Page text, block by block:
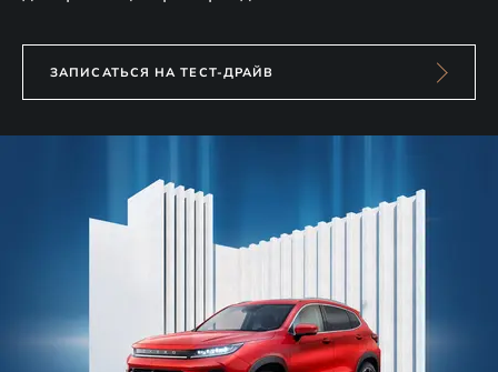
ЗАПИСАТЬСЯ НА ТЕСТ-ДРАЙВ